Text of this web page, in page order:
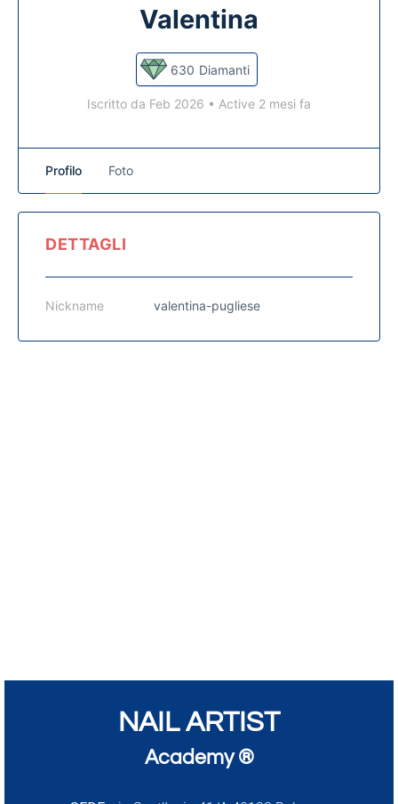
Valentina
630 Diamanti
Iscritto da Feb 2026 • Active 2 mesi fa
Profilo Foto
DETTAGLI
Nickname valentina-pugliese
NAIL ARTIST
Academy ®